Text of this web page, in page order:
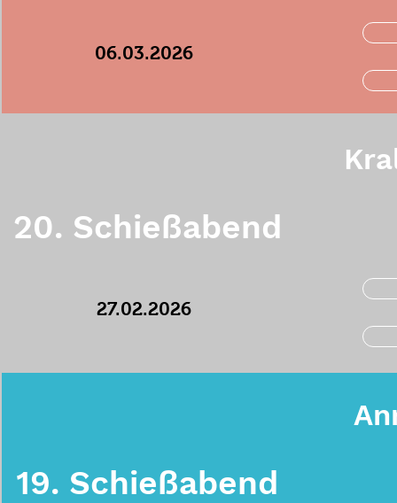
06.03.2026
20. Schießabend
27.02.2026
19. Schießabend